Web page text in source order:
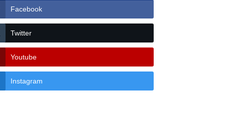
Facebook
Twitter
Youtube
Instagram